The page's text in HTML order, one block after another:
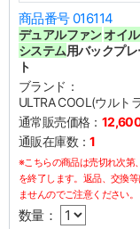
商品番号 016114
デュアルファンオイ
システム用バックプ
ト
ブランド：
ULTRA COOL(ウルト
通常販売価格：
通販在庫数：1
※こちらの商品は売切れ次第
を終了します。返品、交換
ませんのでご注意ください。
数量：